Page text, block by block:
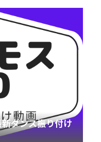
ダンス振り付け